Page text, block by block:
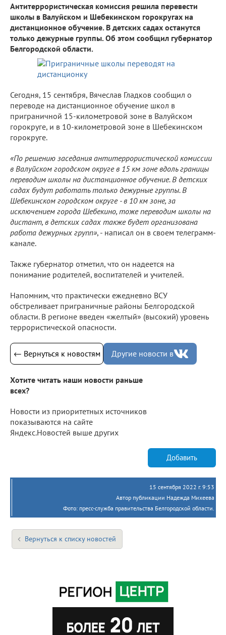
Антитеррористическая комиссия решила перевести
школы в Валуйском и Шебекинском горокругах на
дистанционное обучение. В детских садах останутся
только дежурные группы. Об этом сообщил губернатор
Белгородской области.
Сегодня, 15 сентября, Вячеслав Гладков сообщил о
переводе на дистанционное обучение школ в
приграничной 15-километровой зоне в Валуйском
горокруге, и в 10-километровой зоне в Шебекинском
горокруге.
«По решению заседания антитеррористической комиссии
в Валуйском городском округе в 15 км зоне вдоль границы
переводим школы на дистанционное обучение. В детских
садах будут работать только дежурные группы. В
Шебекинском городском округе - в 10 км зоне, за
исключением города Шебекино, тоже переводим школы на
дистант, в детских садах также будет организована
работа дежурных групп», - написал он в своем телеграмм-
канале.
Также губернатор отметил, что он надеется на
понимание родителей, воспитателей и учителей.
Напомним, что практически ежедневно ВСУ
обстреливает приграничные районы Белгородской
области. В регионе введен «желтый» (высокий) уровень
террористической опасности.
← Вернуться к новостям Другие новости в
Хотите читать наши новости раньше
всех?
Новости из приоритетных источников
показываются на сайте
Яндекс.Новостей выше других
Добавить
15 сентября 2022 г. 9:53
Автор публикации Надежда Михеева
Фото: пресс-служба правительства Белгородской области.
Вернуться к списку новостей